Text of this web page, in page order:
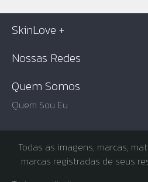
SkinLove +
Nossas Redes
Quem Somos
Quem Sou Eu
Todas as imagens, marcas,
marcas registradas de seus